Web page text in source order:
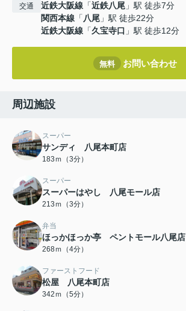
交通 近鉄大阪線 「近鉄八尾 」駅 徒歩7分
関西本線 「八尾 」駅 徒歩22分
近鉄大阪線 「久宝寺口 」駅 徒歩12分
無料 お問い合わせ
周辺施設
スーパー
サンディ 八尾本町店
183ｍ（3分）
スーパー
スーパーはやし 八尾モール店
213ｍ（3分）
弁当
ほっかほっか亭 ペントモール八尾店
268ｍ（4分）
ファーストフード
松屋 八尾本町店
342ｍ（5分）